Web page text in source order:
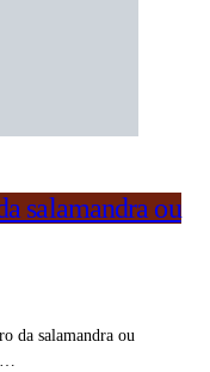
salamandra ou
da salamandra ou